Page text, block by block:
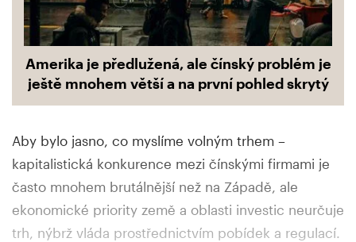
Amerika je předlužená, ale čínský problém je
ještě mnohem větší a na první pohled skrytý
Aby bylo jasno, co myslíme volným trhem –
kapitalistická konkurence mezi čínskými firmami je
často mnohem brutálnější než na Západě, ale
ekonomické priority země a oblasti investic neurčuje
trh, nýbrž vláda prostřednictvím pobídek a regulací.